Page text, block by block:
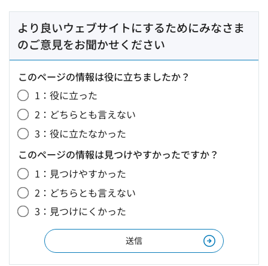
より良いウェブサイトにするためにみなさま
のご意見をお聞かせください
このページの情報は役に立ちましたか？
1：役に立った
2：どちらとも言えない
3：役に立たなかった
このページの情報は見つけやすかったですか？
1：見つけやすかった
2：どちらとも言えない
3：見つけにくかった